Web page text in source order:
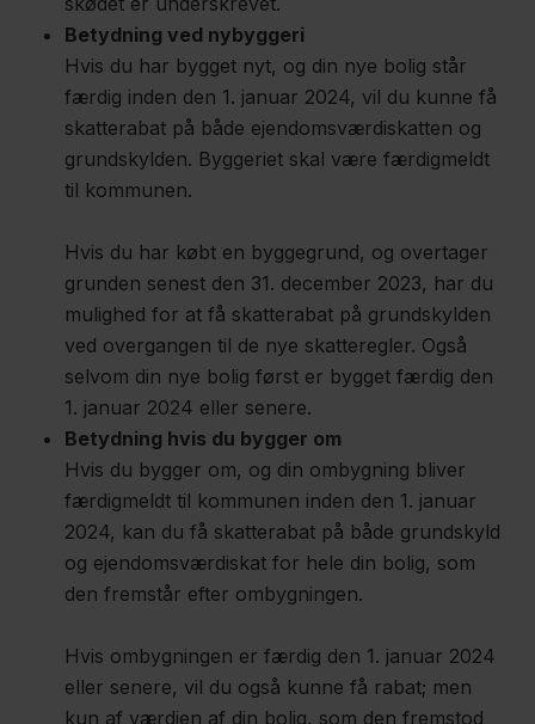
Betydning ved nybyggeri
Hvis du har bygget nyt, og din nye bolig står
færdig inden den 1. januar 2024, vil du kunne få
skatterabat på både ejendomsværdiskatten og
grundskylden. Byggeriet skal være færdigmeldt
til kommunen.
Hvis du har købt en byggegrund, og overtager
grunden senest den 31. december 2023, har du
mulighed for at få skatterabat på grundskylden
ved overgangen til de nye skatteregler. Også
selvom din nye bolig først er bygget færdig den
1. januar 2024 eller senere.
Betydning hvis du bygger om
Hvis du bygger om, og din ombygning bliver
færdigmeldt til kommunen inden den 1. januar
2024, kan du få skatterabat på både grundskyld
og ejendomsværdiskat for hele din bolig, som
den fremstår efter ombygningen.
Hvis ombygningen er færdig den 1. januar 2024
eller senere, vil du også kunne få rabat; men
kun af værdien af din bolig, som den fremstod